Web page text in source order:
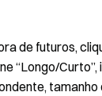
de futuros,
“Longo/Curto”,
tamanho